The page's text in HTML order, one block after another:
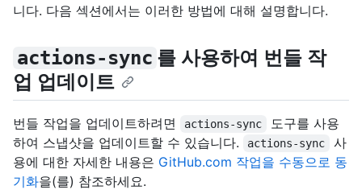
니다. 다음 섹션에서는 이러한 방법에 대해 설명합니다.
actions-sync 를 사용하여 번들 작
업 업데이트
번들 작업을 업데이트하려면 actions-sync
도구를 사용
하여 스냅샷을 업데이트할 수 있습니다.
actions-sync
사
용에 대한 자세한 내용은 GitHub.com 작업을 수동으로 동
기화을(를) 참조하세요.